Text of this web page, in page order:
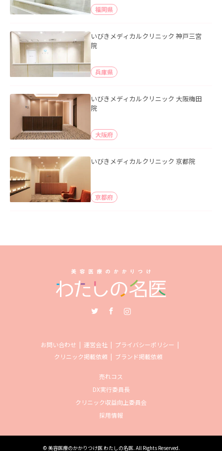
福岡県
いびきメディカルクリニック 神戸三宮
院
兵庫県
いびきメディカルクリニック 大阪梅田
院
大阪府
いびきメディカルクリニック 京都院
京都府
お問い合わせ 運営会社
プライバシーポリシー
クリニック掲載依頼
ブランド掲載依頼
売れコス
DX実行委員長
クリニック収益向上委員会
採用情報
© 美容医療のかかりつけ医 わたしの名医. All Rights Reserved.